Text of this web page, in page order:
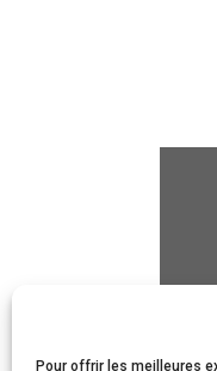
Pour offrir les meilleures